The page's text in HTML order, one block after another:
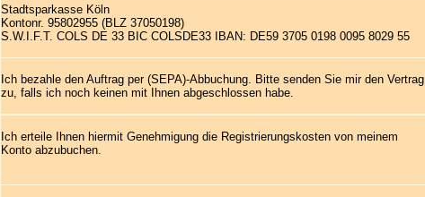
Stadtsparkasse Köln
Kontonr. 95802955 (BLZ 37050198)
S.W.I.F.T. COLS DE 33 BIC COLSDE33 IBAN: DE59 3705 0198 0095 8029 55
Ich bezahle den Auftrag per (SEPA)-Abbuchung. Bitte senden Sie mir den Vertrag
zu, falls ich noch keinen mit Ihnen abgeschlossen habe.
Ich erteile Ihnen hiermit Genehmigung die Registrierungskosten von meinem
Konto abzubuchen.